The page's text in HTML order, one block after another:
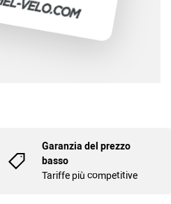
Garanzia del prezzo
basso
Tariffe più competitive